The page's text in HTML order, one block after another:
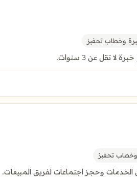
وخطاب تحفيز
عن 3 سنوات.
تحفيز
وحجز اجتماعات لفريق المبيعات.